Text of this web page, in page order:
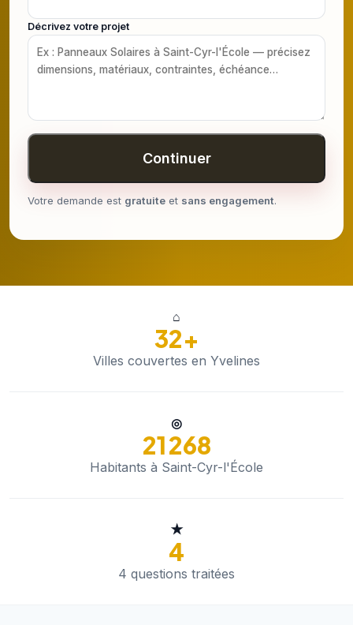
Décrivez votre projet
Continuer
Votre demande est gratuite et sans engagement.
⌂
32+
Villes couvertes en Yvelines
◎
21 268
Habitants à Saint-Cyr-l'École
★
4
4 questions traitées